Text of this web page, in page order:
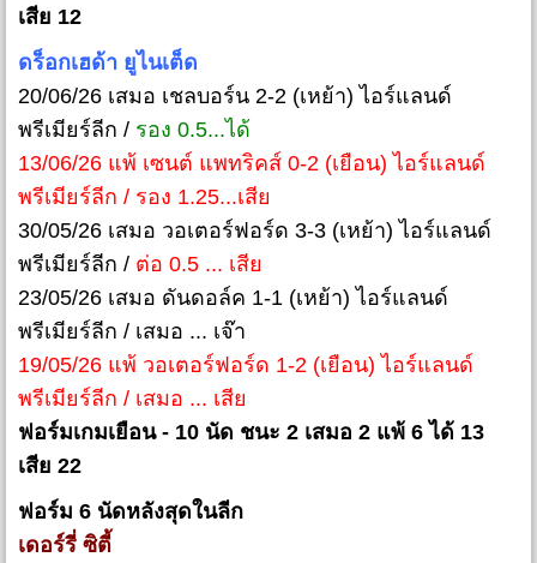
เสีย 12
ดร็อกเฮด้า ยูไนเต็ด
20/06/26 เสมอ เชลบอร์น 2-2 (เหย้า) ไอร์แลนด์
พรีเมียร์ลีก / รอง 0.5...ได้
13/06/26 แพ้ เซนต์ แพทริคส์ 0-2 (เยือน) ไอร์แลนด์
พรีเมียร์ลีก / รอง 1.25...เสีย
30/05/26 เสมอ วอเตอร์ฟอร์ด 3-3 (เหย้า) ไอร์แลนด์
พรีเมียร์ลีก / ต่อ 0.5 ... เสีย
23/05/26 เสมอ ดันดอล์ค 1-1 (เหย้า) ไอร์แลนด์
พรีเมียร์ลีก / เสมอ ... เจ๊า
19/05/26 แพ้ วอเตอร์ฟอร์ด 1-2 (เยือน) ไอร์แลนด์
พรีเมียร์ลีก / เสมอ ... เสีย
ฟอร์มเกมเยือน - 10 นัด ชนะ 2 เสมอ 2 แพ้ 6 ได้ 13
เสีย 22
ฟอร์ม 6 นัดหลังสุดในลีก
เดอร์รี่ ซิตี้